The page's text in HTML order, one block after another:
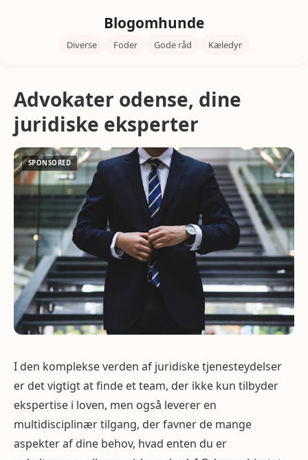
Blogomhunde
Diverse Foder Gode råd Kæledyr
Advokater odense, dine
juridiske eksperter
I den komplekse verden af juridiske tjenesteydelser
er det vigtigt at finde et team, der ikke kun tilbyder
ekspertise i loven, men også leverer en
multidisciplinær tilgang, der favner de mange
aspekter af dine behov, hvad enten du er